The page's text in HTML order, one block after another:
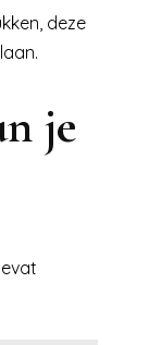
deze
je